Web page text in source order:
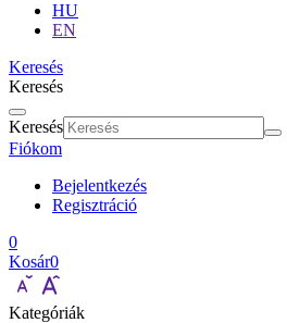
HU
EN
Keresés
Keresés
Keresés
Fiókom
Bejelentkezés
Regisztráció
0
Kosár0
Kategóriák